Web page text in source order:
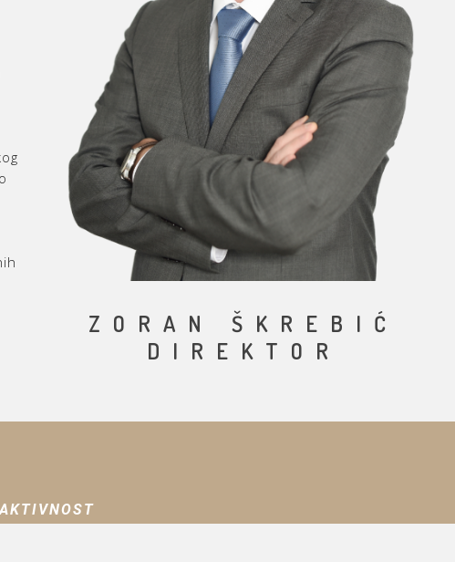
ZORAN ŠKREBIĆ
DIREKTOR